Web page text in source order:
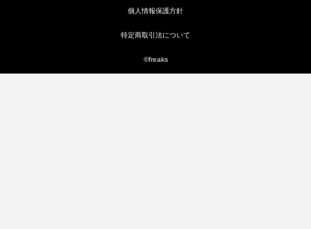
個人情報保護方針
特定商取引法について
©freaks